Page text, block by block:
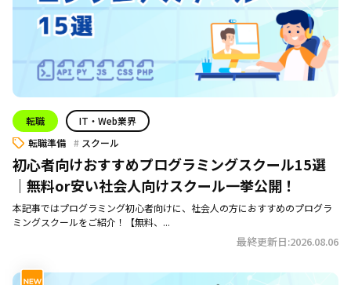
転職
IT・Web業界
転職準備
スクール
初心者向けおすすめプログラミングスクール15選
｜無料or安い社会人向けスクール一挙公開！
本記事ではプログラミング初心者向けに、社会人の方におすすめのプログラ
ミングスクールをご紹介！【無料、...
最終更新日:2026.08.06